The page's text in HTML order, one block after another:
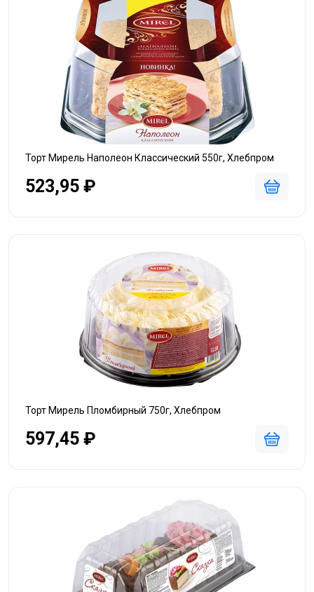
Торт Мирель Наполеон Классический 550г, Хлебпром
523,95 ₽
Торт Мирель Пломбирный 750г, Хлебпром
597,45 ₽